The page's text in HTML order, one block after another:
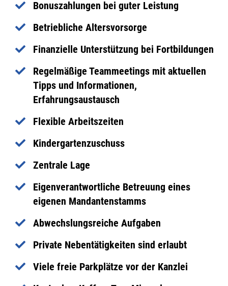
Bonuszahlungen bei guter Leistung
Betriebliche Altersvorsorge
Finanzielle Unterstützung bei Fortbildungen
Regelmäßige Teammeetings mit aktuellen
Tipps und Informationen,
Erfahrungsaustausch
Flexible Arbeitszeiten
Kindergartenzuschuss
Zentrale Lage
Eigenverantwortliche Betreuung eines
eigenen Mandantenstamms
Abwechslungsreiche Aufgaben
Private Nebentätigkeiten sind erlaubt
Viele freie Parkplätze vor der Kanzlei